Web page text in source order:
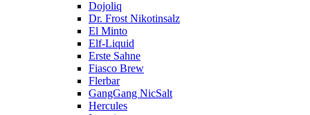
Dojoliq
Dr. Frost Nikotinsalz
El Minto
Elf-Liquid
Erste Sahne
Fiasco Brew
Flerbar
GangGang NicSalt
Hercules